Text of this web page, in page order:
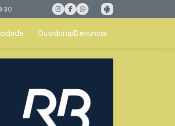
Ouvidoria/Denúncia